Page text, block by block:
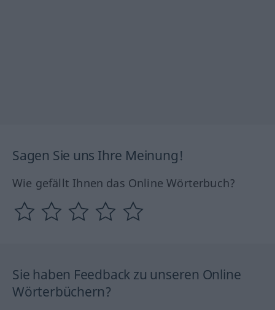
Sagen Sie uns Ihre Meinung!
Wie gefällt Ihnen das Online Wörterbuch?
Sie haben Feedback zu unseren Online
Wörterbüchern?